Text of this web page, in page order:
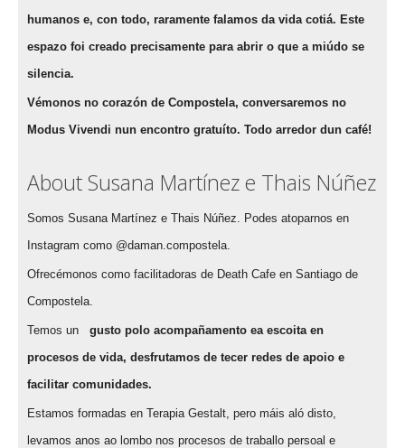
humanos e, con todo, raramente falamos da vida cotiá. Este
espazo foi creado precisamente para abrir o que a miúdo se
silencia.
Vémonos no corazón de Compostela, conversaremos no
Modus Vivendi nun encontro gratuíto. Todo arredor dun café!
About Susana Martínez e Thais Núñez
Somos Susana Martínez e Thais Núñez. Podes atoparnos en
Instagram como @daman.compostela.
Ofrecémonos como facilitadoras de Death Cafe en Santiago de
Compostela.
Temos un gusto polo acompañamento ea escoita en
procesos de vida, desfrutamos de tecer redes de apoio e
facilitar comunidades.
Estamos formadas en Terapia Gestalt, pero máis aló disto,
levamos anos ao lombo nos procesos de traballo persoal e